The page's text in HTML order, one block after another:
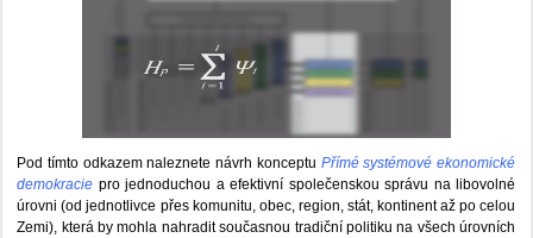
Pod tímto odkazem naleznete návrh konceptu Přímé systémové ekonomické
demokracie pro jednoduchou a efektivní společenskou správu na libovolné
úrovni (od jednotlivce přes komunitu, obec, region, stát, kontinent až po celou
Zemi), která by mohla nahradit současnou tradiční politiku na všech úrovních